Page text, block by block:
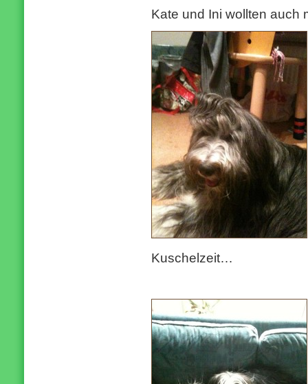
Kate und Ini wollten auch
Kuschelzeit…